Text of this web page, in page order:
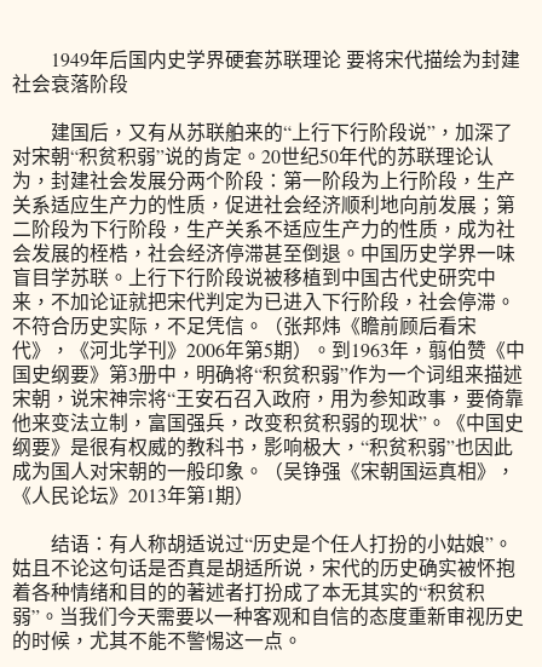
1949年后国内史学界硬套苏联理论 要将宋代描绘为封建
社会衰落阶段
建国后，又有从苏联舶来的“上行下行阶段说”，加深了
对宋朝“积贫积弱”说的肯定。20世纪50年代的苏联理论认
为，封建社会发展分两个阶段：第一阶段为上行阶段，生产
关系适应生产力的性质，促进社会经济顺利地向前发展；第
二阶段为下行阶段，生产关系不适应生产力的性质，成为社
会发展的桎梏，社会经济停滞甚至倒退。中国历史学界一味
盲目学苏联。上行下行阶段说被移植到中国古代史研究中
来，不加论证就把宋代判定为已进入下行阶段，社会停滞。
不符合历史实际，不足凭信。（张邦炜《瞻前顾后看宋
代》，《河北学刊》2006年第5期）。到1963年，翦伯赞《中
国史纲要》第3册中，明确将“积贫积弱”作为一个词组来描述
宋朝，说宋神宗将“王安石召入政府，用为参知政事，要倚靠
他来变法立制，富国强兵，改变积贫积弱的现状”。《中国史
纲要》是很有权威的教科书，影响极大，“积贫积弱”也因此
成为国人对宋朝的一般印象。（吴铮强《宋朝国运真相》，
《人民论坛》2013年第1期）
结语：有人称胡适说过“历史是个任人打扮的小姑娘”。
姑且不论这句话是否真是胡适所说，宋代的历史确实被怀抱
着各种情绪和目的的著述者打扮成了本无其实的“积贫积
弱”。当我们今天需要以一种客观和自信的态度重新审视历史
的时候，尤其不能不警惕这一点。